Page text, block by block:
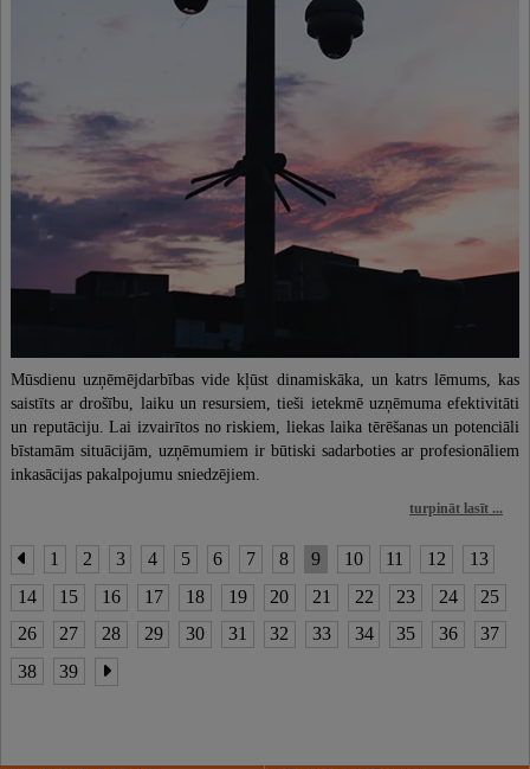
Mūsdienu uzņēmējdarbības vide kļūst dinamiskāka, un katrs lēmums, kas
saistīts ar drošību, laiku un resursiem, tieši ietekmē uzņēmuma efektivitāti
un reputāciju. Lai izvairītos no riskiem, liekas laika tērēšanas un potenciāli
bīstamām situācijām, uzņēmumiem ir būtiski sadarboties ar profesionāliem
inkasācijas pakalpojumu sniedzējiem.
turpināt lasīt ...
1 2 3 4 5 6 7 8 9 10 11 12
13
14
15 16 17 18 19 20 21 22 23 24
25
26
27 28 29 30 31 32 33 34 35 36
37
38
39